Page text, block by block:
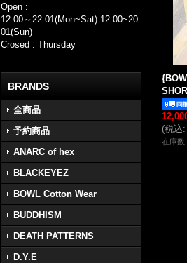
Open :
12:00～22:01(Mon~Sat) 12:00~20:
01(Sun)
Crosed : Thursday
BRANDS
全商品
予約商品
ANARC of hex
BLACKEYEZ
BOWL Cotton Wear
BUDDHISM
DEATH PATTERNS
D.Y.E
(税込:
在庫数